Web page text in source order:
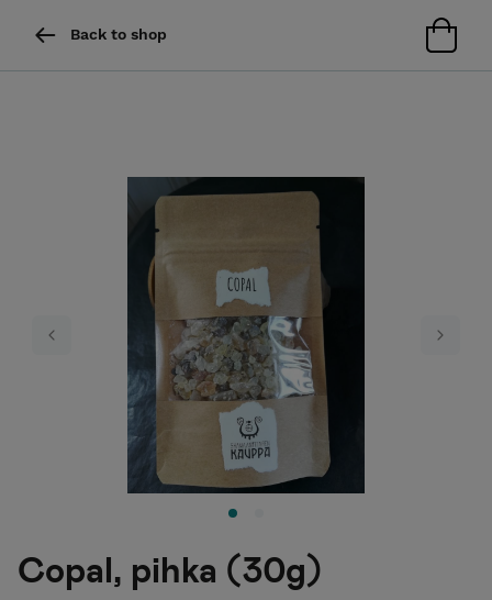
Back to shop
Previous Next
Copal, pihka (30g)